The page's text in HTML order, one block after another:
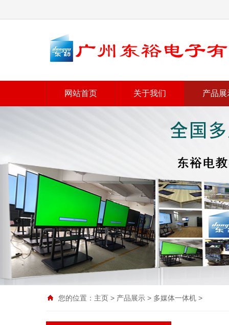
网站首页 关于我们 产品展
您的位置： 主页 > 产品展示 > 多媒体一体机 >